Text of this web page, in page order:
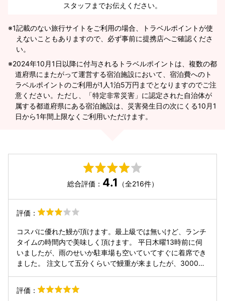
スタッフまでお伝えください。
※1記載のない旅行サイトをご利用の場合、トラベルポイントが使
えないこともありますので、必ず事前に提携店へご確認くださ
い。
2024年10月1日以降に付与されるトラベルポイントは、複数の都
道府県にまたがって運営する宿泊施設において、宿泊費へのト
ラベルポイントのご利用が1人1泊5万円までとなりますのでご注
意ください。ただし、「特定非常災害」に認定された自治体が
属する都道府県にある宿泊施設は、災害発生日の次にくる10月1
日から1年間上限なくご利用いただけます。
総合評価： 4.1 （全216件）
評価：
コスパに優れた鰻が頂けます。最上級では無いけど、ランチ
タイムの時間内で美味しく頂けます。 平日木曜13時前に伺
いましたが、雨のせいか駐車場も空いていてすぐに着席でき
ました。 注文して五分くらいで鰻重が来ましたが、3000円
が安い。プラス100円だなんて。 肝焼きや、帰りに買ったう
なぎの骨せんべいも美味しく頂きました。
評価：